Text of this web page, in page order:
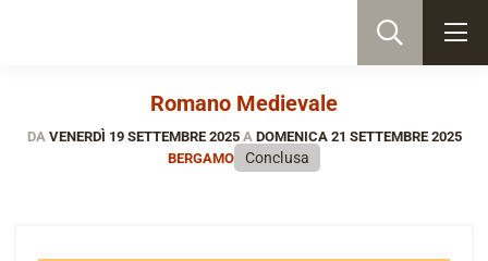
Romano Medievale
DAVENERDÌ 19 SETTEMBRE 2025 ADOMENICA 21 SETTEMBRE 2025
BERGAMO
Conclusa